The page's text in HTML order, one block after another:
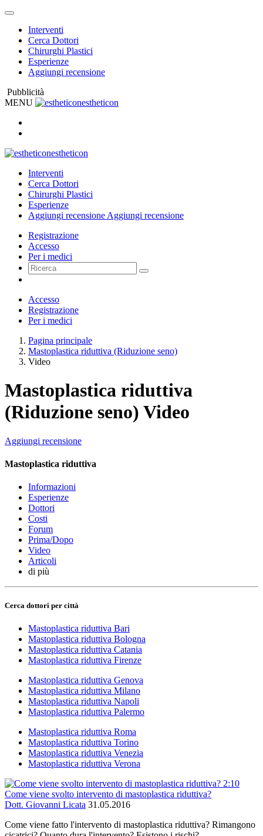
Interventi
Cerca Dottori
Chirurghi Plastici
Esperienze
Aggiungi recensione
Pubblicità
MENU
estheticon
estheticon
Interventi
Cerca Dottori
Chirurghi Plastici
Esperienze
Aggiungi recensione Aggiungi recensione
Registrazione
Accesso
Per i medici
Accesso
Registrazione
Per i medici
Pagina principale
Mastoplastica riduttiva (Riduzione seno)
Video
Mastoplastica riduttiva
(Riduzione seno) Video
Aggiungi recensione
Mastoplastica riduttiva
Informazioni
Esperienze
Dottori
Costi
Forum
Prima/Dopo
Video
Articoli
di più
Cerca dottori per città
Mastoplastica riduttiva Bari
Mastoplastica riduttiva Bologna
Mastoplastica riduttiva Catania
Mastoplastica riduttiva Firenze
Mastoplastica riduttiva Genova
Mastoplastica riduttiva Milano
Mastoplastica riduttiva Napoli
Mastoplastica riduttiva Palermo
Mastoplastica riduttiva Roma
Mastoplastica riduttiva Torino
Mastoplastica riduttiva Venezia
Mastoplastica riduttiva Verona
2:10
Come viene svolto intervento di mastoplastica riduttiva?
Dott. Giovanni Licata 31.05.2016
Come viene fatto l'intervento di mastoplastica riduttiva? Rimangono